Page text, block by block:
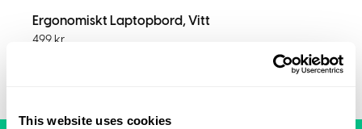
This website uses cookies
Ergonomiskt Laptopbord, Vitt
499kr